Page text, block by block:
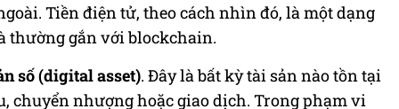
Tiền điện tử, theo cách nhìn đó, là một dạng
thường gắn với blockchain.
số (digital asset). Đây là bất kỳ tài sản nào tồn tại
chuyển nhượng hoặc giao dịch. Trong phạm vi